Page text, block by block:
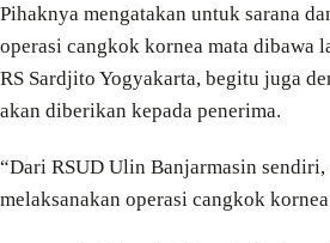
Pihaknya mengatakan untuk sarana
operasi cangkok kornea mata dibawa
RS Sardjito Yogyakarta, begitu juga
akan diberikan kepada penerima.
“Dari RSUD Ulin Banjarmasin sendiri,
melaksanakan operasi cangkok